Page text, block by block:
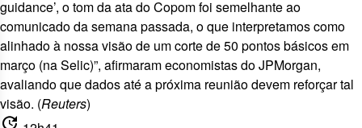
guidance’, o tom da ata do Copom foi semelhante ao
comunicado da semana passada, o que interpretamos como
alinhado à nossa visão de um corte de 50 pontos básicos em
março (na Selic)”, afirmaram economistas do JPMorgan,
avaliando que dados até a próxima reunião devem reforçar tal
visão. (Reuters)
update